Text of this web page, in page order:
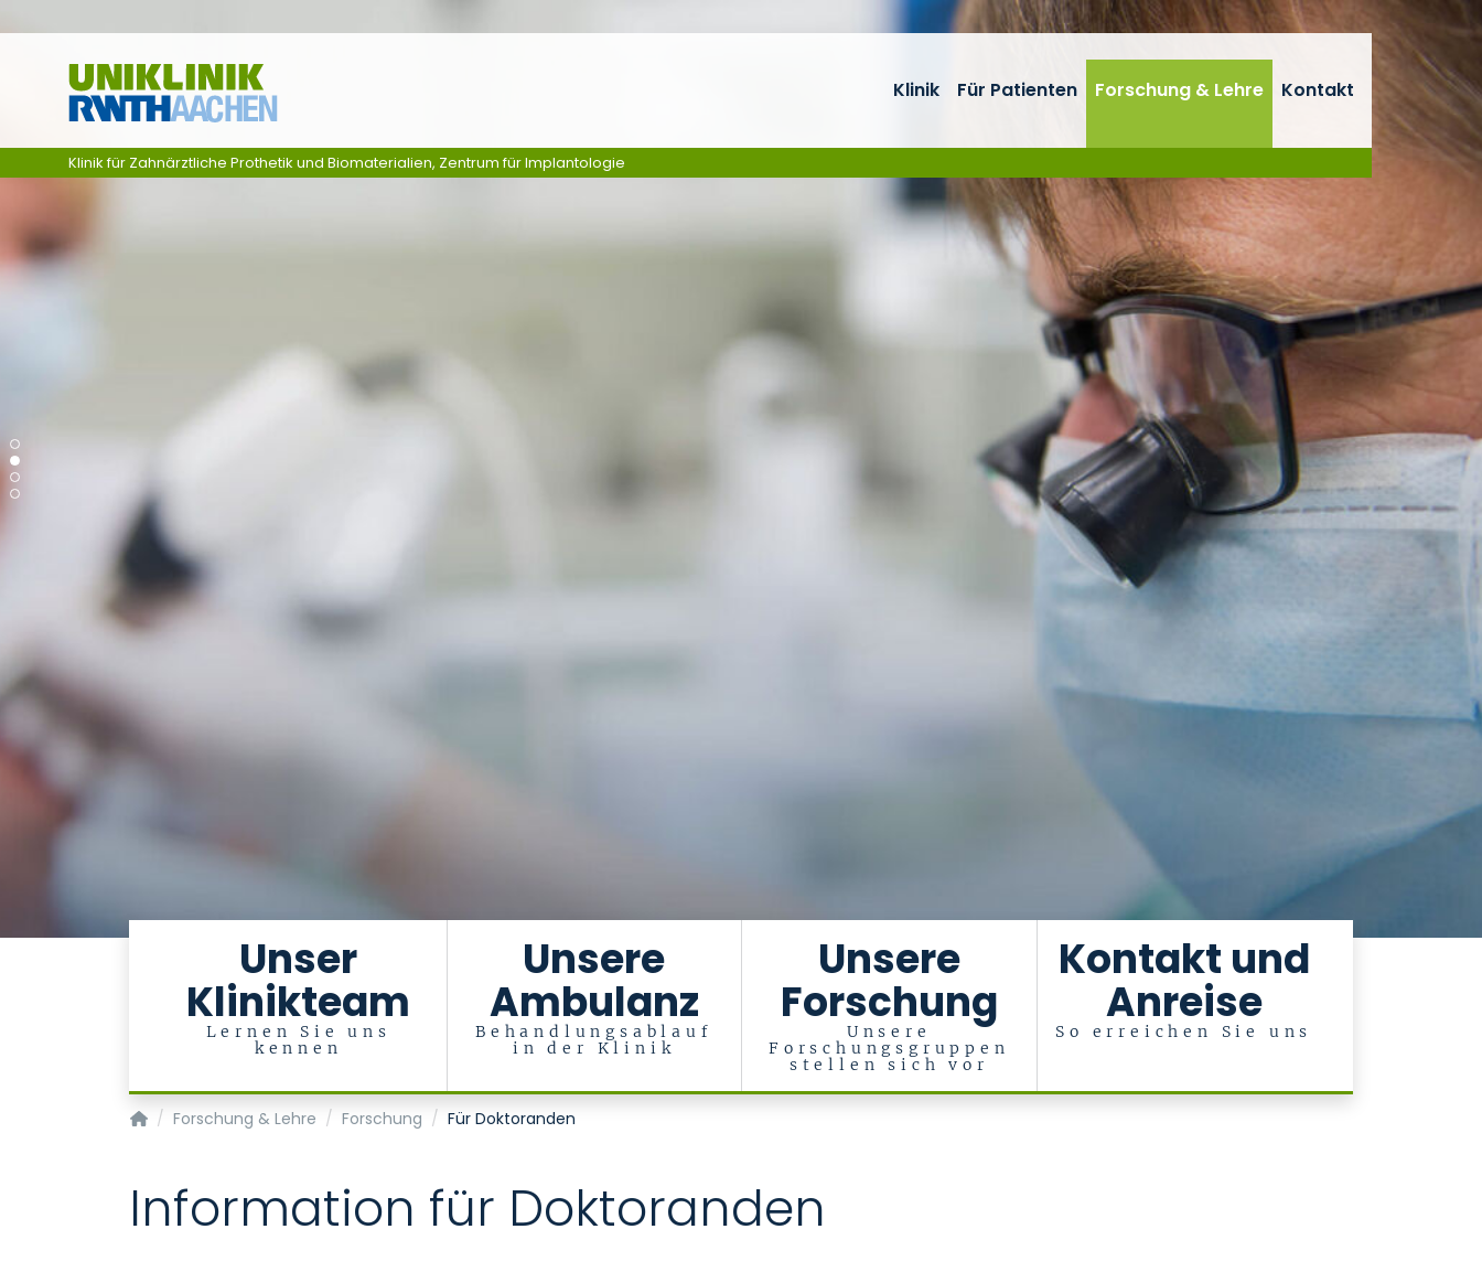
Unser
Klinikteam
Lernen Sie uns
kennen
Unsere
Ambulanz
Behandlungsablauf
in der Klinik
Unsere
Forschung
Unsere
Forschungsgruppen
stellen sich vor
Kontakt und
Anreise
So erreichen Sie uns
Klinik Für Patienten Forschung & Lehre Kontakt
Klinik für Zahnärztliche Prothetik und Biomaterialien, Zentrum für Implantologie
Klinik für Zahnärztliche Prothetik und Biomaterialien, Zentrum für Implantologie
Forschung & Lehre Forschung Für Doktoranden
Information für Doktoranden